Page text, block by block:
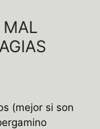
MAL
(mejor si son